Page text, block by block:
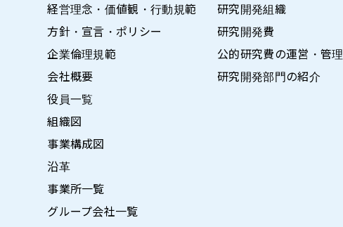
経営理念・価値観・行動規範
方針・宣言・ポリシー
企業倫理規範
会社概要
役員一覧
組織図
事業構成図
沿革
事業所一覧
グループ会社一覧
研究開発組織
研究開発費
公的研究費の運営・管理
研究開発部門の紹介